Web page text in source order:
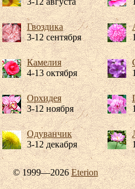
Гвоздика
3-12 сентября
Камелия
4-13 октября
Орхидея
3-12 ноября
Одуванчик
3-12 декабря
© 1999—2026Eterion